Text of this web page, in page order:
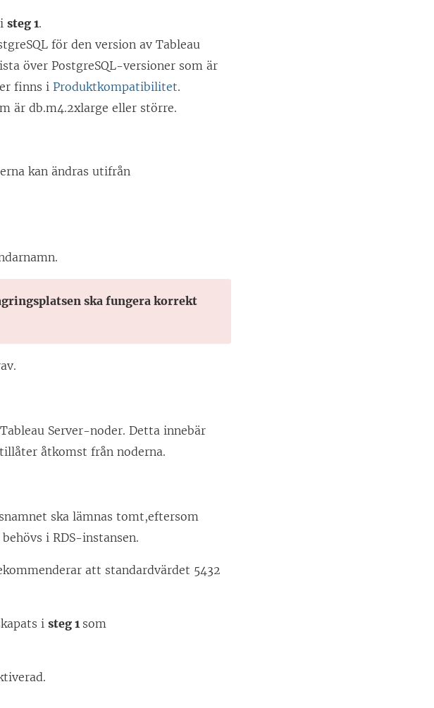
isteg 1.
för den version av Tableau
över PostgreSQL-versioner som är
finns iProduktkompatibilitet.
är db.m4.2xlarge eller större.
kan ändras utifrån
ska fungera korrekt
Server-noder. Detta innebär
åtkomst från noderna.
ska lämnas tomt,eftersom
i RDS-instansen.
att standardvärdet 5432
isteg 1 som